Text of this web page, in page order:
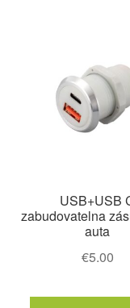
USB+USB
zabudovatelna
auta
€5.00